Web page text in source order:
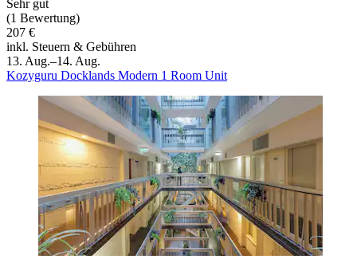
Sehr gut
(1 Bewertung)
207 €
inkl. Steuern & Gebühren
13. Aug.–14. Aug.
Kozyguru Docklands Modern 1 Room Unit